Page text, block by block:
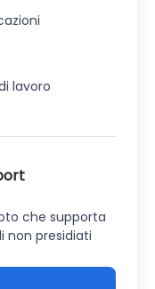
lavoro
che supporta
non presidiati